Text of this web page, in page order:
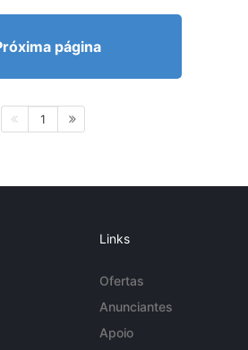
página
1
Links
Ofertas
Anunciantes
Apoio